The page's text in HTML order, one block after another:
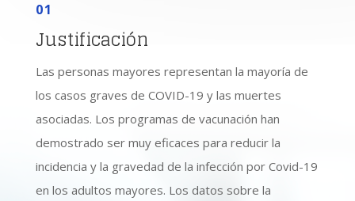
01
Justificación
Las personas mayores representan la mayoría de
los casos graves de COVID-19 y las muertes
asociadas. Los programas de vacunación han
demostrado ser muy eficaces para reducir la
incidencia y la gravedad de la infección por Covid-19
en los adultos mayores. Los datos sobre la